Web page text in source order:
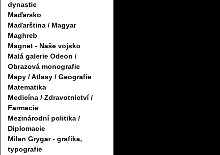
dynastie
Maďarsko
Maďarština / Magyar
Maghreb
Magnet - Naše vojsko
Malá galerie Odeon /
Obrazová monografie
Mapy / Atlasy / Geografie
Matematika
Medicína / Zdravotnictví /
Farmacie
Mezinárodní politika /
Diplomacie
Milan Grygar - grafika,
typografie